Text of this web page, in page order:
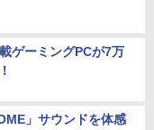
ゲーミングPCが7万
」サウンドを体感